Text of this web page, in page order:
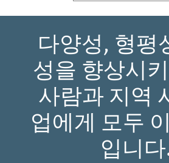
다양성, 형평
성을 향상시
사람과 지역
업에게 모두
입니